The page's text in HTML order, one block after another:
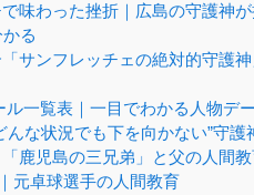
味わった挫折｜広島の守護神
る
サンフレッチェの絶対的守護
一覧表｜一目でわかる人物デ
んな状況でも下を向かない”守護
鹿児島の三兄弟」と父の人間
元卓球選手の人間教育